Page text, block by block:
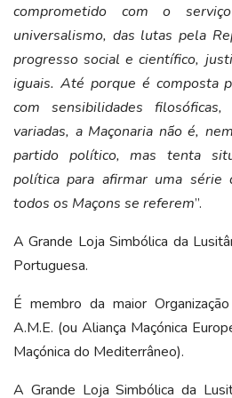
comprometido com o
universalismo, das lutas pela
progresso social e científico,
iguais. Até porque é composta
com sensibilidades
variadas, a Maçonaria não é,
partido político, mas tenta
política para afirmar uma série
todos os Maçons se referem”.
A Grande Loja Simbólica da
Portuguesa.
É membro da maior
A.M.E. (ou Aliança Maçónica
Maçónica do Mediterrâneo).
A Grande Loja Simbólica da